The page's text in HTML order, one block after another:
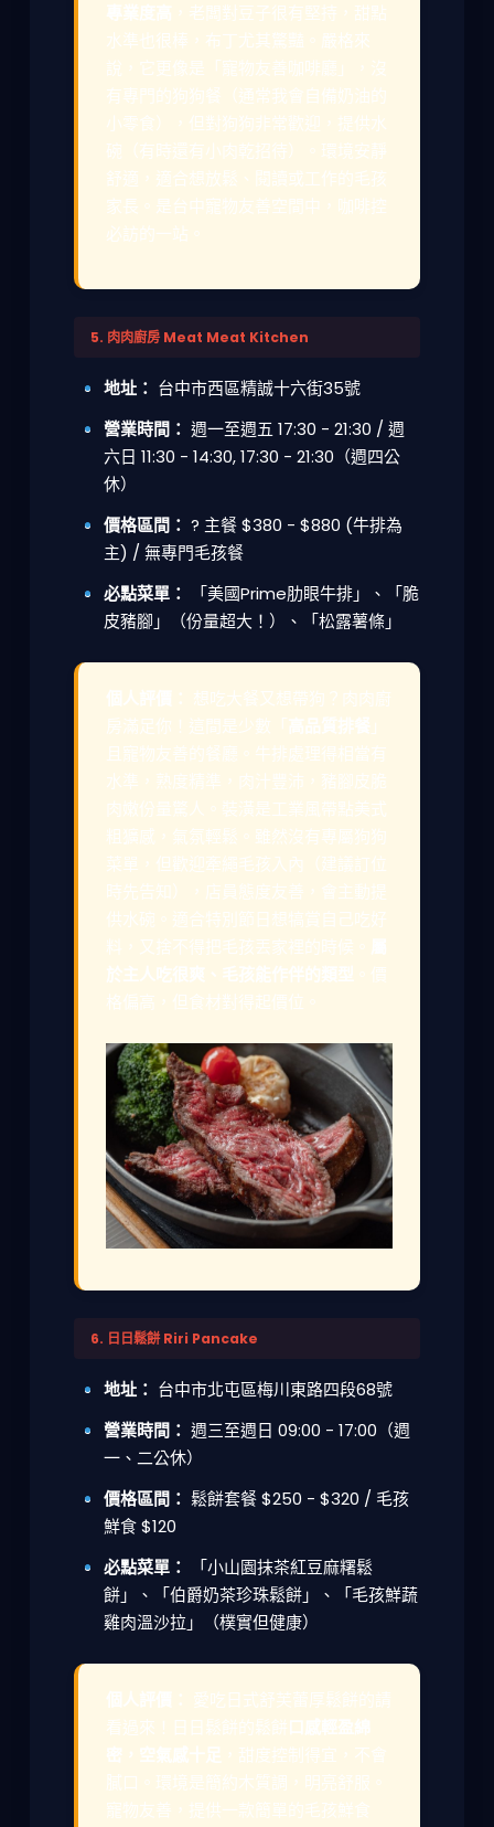
專業度高 ，老闆對豆子很有堅持，甜點
水準也很棒，布丁尤其驚豔。嚴格來
說，它更像是「寵物友善咖啡廳」，沒
有專門的狗狗餐（通常我會自備奶油的
小零食），但對狗狗非常歡迎，提供水
碗（有時還有小肉乾招待）。環境安靜
舒適，適合想放鬆、閱讀或工作的毛孩
家長。是台中寵物友善空間中，咖啡控
必訪的一站。
5. 肉肉廚房 Meat Meat Kitchen
地址： 台中市西區精誠十六街35號
營業時間： 週一至週五 17:30 - 21:30 / 週
六日 11:30 - 14:30, 17:30 - 21:30（週四公
休）
價格區間： ? 主餐 $380 - $880 (牛排為
主) / 無專門毛孩餐
必點菜單：
「美國Prime肋眼牛排」、「脆
皮豬腳」（份量超大！）、「松露薯條」
個人評價： 想吃大餐又想帶狗？肉肉廚
房滿足你！這間是少數「高品質排餐
且寵物友善的餐廳。牛排處理得相當有
水準，熟度精準，肉汁豐沛，豬腳皮脆
肉嫩份量驚人。裝潢是工業風帶點美式
粗獷感，氣氛輕鬆。雖然沒有專屬狗狗
菜單，但歡迎牽繩毛孩入內（建議訂位
時先告知），店員態度友善，會主動提
供水碗。適合特別節日想犒賞自己吃好
料，又捨不得把毛孩丟家裡的時候。
於主人吃很爽、毛孩能作伴的類型 。價
格偏高，但食材對得起價位。
6. 日日鬆餅 Riri Pancake
地址： 台中市北屯區梅川東路四段68號
營業時間： 週三至週日 09:00 - 17:00（週
一、二公休）
價格區間： 鬆餅套餐 $250 - $320 / 毛孩
鮮食 $120
必點菜單：
「小山園抹茶紅豆麻糬鬆
餅」、「伯爵奶茶珍珠鬆餅」、「毛孩鮮蔬
雞肉溫沙拉」（樸實但健康）
個人評價： 愛吃日式舒芙蕾厚鬆餅的請
看過來！日日鬆餅的鬆餅口感輕盈綿
密，空氣感十足 ，甜度控制得宜，不會
膩口。環境是簡約木質調，明亮舒服。
寵物友善，提供一款簡單的毛孩鮮食